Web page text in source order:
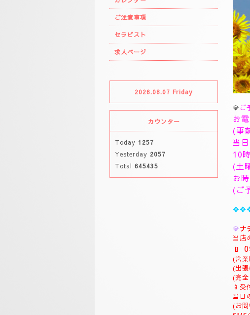
ご注意事項
セラピスト
求人ページ
2026.08.07 Friday
カウンター
Today 1257
Yesterday 2057
Total 645435